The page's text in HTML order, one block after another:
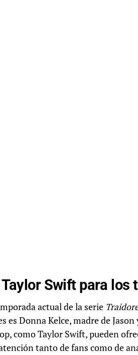
Swift para los
actual de la serie
Donna Kelce, madre de Jason
como Taylor Swift, pueden
tanto de fans como de